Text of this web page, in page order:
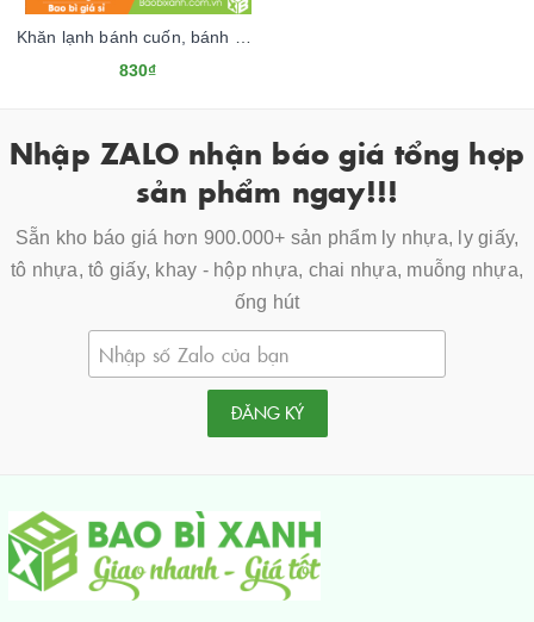
830₫
Nhập ZALO nhận báo giá tổng hợp
sản phẩm ngay!!!
Sẵn kho báo giá hơn 900.000+ sản phẩm ly nhựa, ly giấy,
tô nhựa, tô giấy, khay - hộp nhựa, chai nhựa, muỗng nhựa,
ống hút
ĐĂNG KÝ